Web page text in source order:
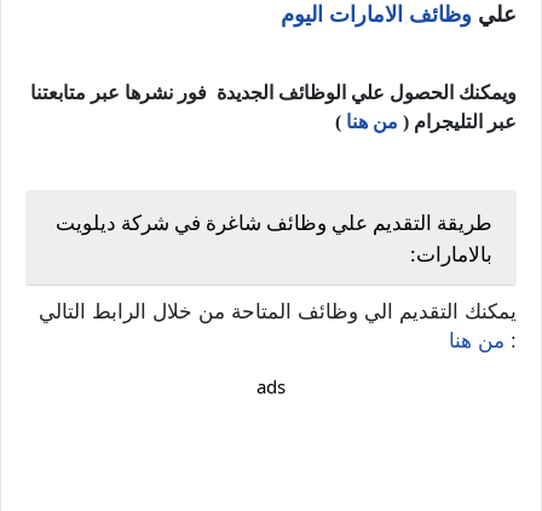
علي وظائف الامارات اليوم
ويمكنك الحصول علي الوظائف الجديدة فور نشرها عبر متابعتنا
عبر التليجرام ( من هنا )
طريقة التقديم علي وظائف شاغرة في شركة ديلويت
بالامارات:
يمكنك التقديم الي وظائف المتاحة من خلال الرابط التالي
: من هنا
ads